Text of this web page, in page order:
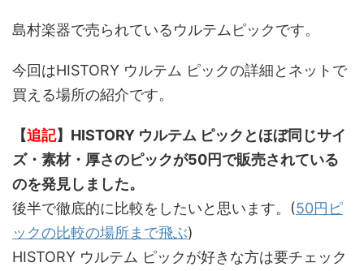
島村楽器で売られているウルテムピックです。
今回はHISTORY ウルテム ピックの詳細とネットで
買える場所の紹介です。
【追記】HISTORY ウルテム ピックとほぼ同じサイ
ズ・素材・厚さのピックが50円で販売されている
のを発見しました。
後半で徹底的に比較をしたいと思います。(50円ピ
ックの比較の場所まで飛ぶ)
HISTORY ウルテム ピックが好きな方は要チェック